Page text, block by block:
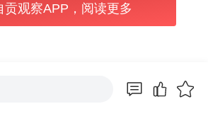
贡观察APP，阅读更多